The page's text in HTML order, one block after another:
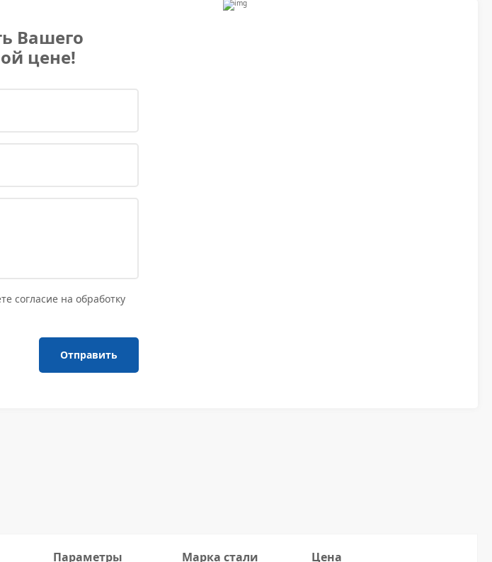
Вашего
цене!
согласие на обработку
Отправить
Параметры Марка стали Цена